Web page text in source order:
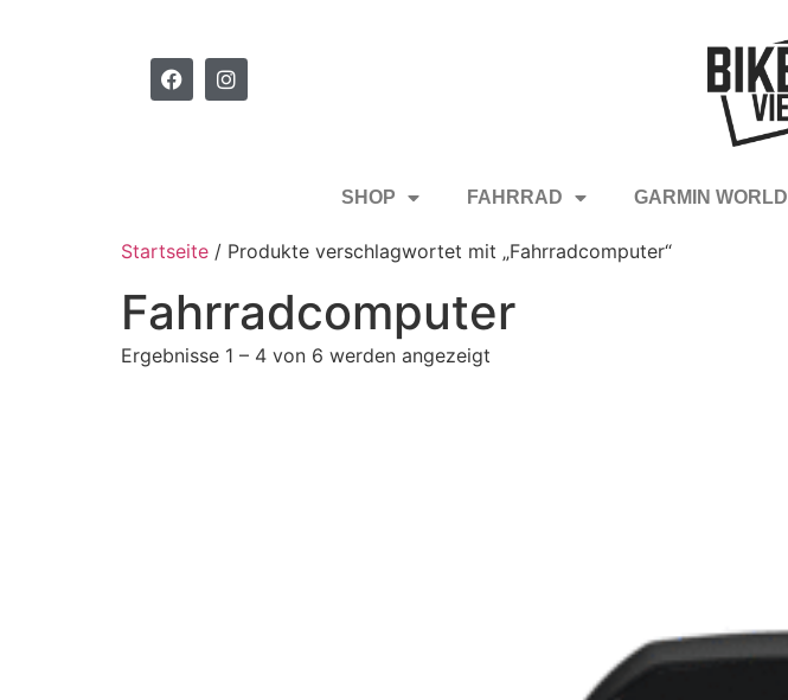
SHOP FAHRRAD GARMIN WORLD
Startseite / Produkte verschlagwortet mit „Fahrradcomputer“
Fahrradcomputer
Ergebnisse 1 – 4 von 6 werden angezeigt